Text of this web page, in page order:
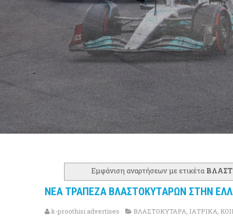
Εμφάνιση αναρτήσεων με ετικέτα
ΝΕΑ ΤΡΑΠΕΖΑ ΒΛΑΣΤΟΚΥΤΑΡΩΝ ΣΤΗΝ
k-proothisi advertises ΒΛΑΣΤΟΚΥΤΑΡΑ ΙΑΤΡΙΚΑ